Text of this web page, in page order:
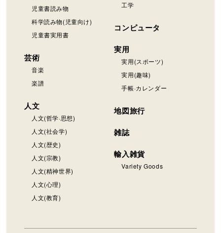
児童書読み物
科学読み物(児童向け)
児童書実用書
芸術
音楽
楽譜
人文
人文(哲学·思想)
人文(社会学)
人文(歴史)
人文(宗教)
人文(精神世界)
人文(心理)
人文(教育)
工学
コンピュータ
実用
実用(スポーツ)
実用(趣味)
手帳·カレンダー
地図旅行
雑誌
輸入雑貨
Variety Goods